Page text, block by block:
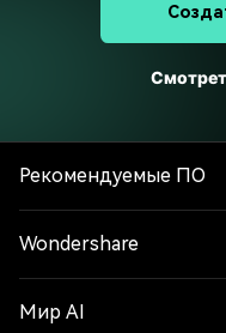
Рекомендуемые ПО
Wondershare
Мир AI